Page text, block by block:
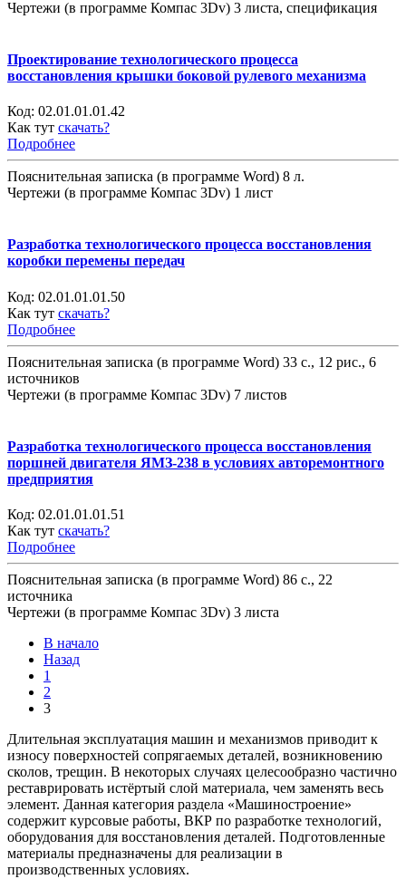
Чертежи (в программе Компас 3Dv) 3 листа, спецификация
Проектирование технологического процесса
восстановления крышки боковой рулевого механизма
Код: 02.01.01.01.42
Как тут скачать?
Подробнее
Пояснительная записка (в программе Word) 8 л.
Чертежи (в программе Компас 3Dv) 1 лист
Разработка технологического процесса восстановления
коробки перемены передач
Код: 02.01.01.01.50
Как тут скачать?
Подробнее
Пояснительная записка (в программе Word) 33 с., 12 рис., 6
источников
Чертежи (в программе Компас 3Dv) 7 листов
Разработка технологического процесса восстановления
поршней двигателя ЯМЗ-238 в условиях авторемонтного
предприятия
Код: 02.01.01.01.51
Как тут скачать?
Подробнее
Пояснительная записка (в программе Word) 86 с., 22
источника
Чертежи (в программе Компас 3Dv) 3 листа
В начало
Назад
1
2
3
Длительная эксплуатация машин и механизмов приводит к
износу поверхностей сопрягаемых деталей, возникновению
сколов, трещин. В некоторых случаях целесообразно частично
реставрировать истёртый слой материала, чем заменять весь
элемент. Данная категория раздела «Машиностроение»
содержит курсовые работы, ВКР по разработке технологий,
оборудования для восстановления деталей. Подготовленные
материалы предназначены для реализации в
производственных условиях.